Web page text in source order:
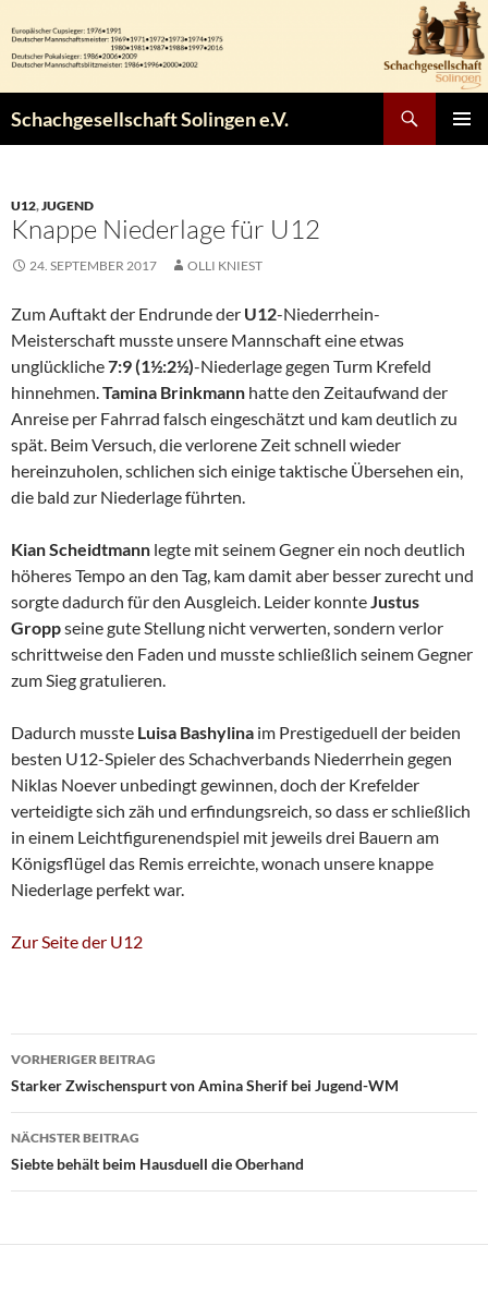
Inhalt
springen
Schachgesellschaft Solingen e.V.
U12,JUGEND
Knappe Niederlage für U12
24. SEPTEMBER 2017 OLLI KNIEST
Zum Auftakt der Endrunde der U12-Niederrhein-
Meisterschaft musste unsere Mannschaft eine etwas
unglückliche7:9 (1½:2½)-Niederlage gegen Turm Krefeld
hinnehmen.Tamina Brinkmann hatte den Zeitaufwand der
Anreise per Fahrrad falsch eingeschätzt und kam deutlich zu
spät. Beim Versuch, die verlorene Zeit schnell wieder
hereinzuholen, schlichen sich einige taktische Übersehen ein,
die bald zur Niederlage führten.
Kian Scheidtmann legte mit seinem Gegner ein noch deutlich
höheres Tempo an den Tag, kam damit aber besser zurecht und
sorgte dadurch für den Ausgleich. Leider konnteJustus
Groppseine gute Stellung nicht verwerten, sondern verlor
schrittweise den Faden und musste schließlich seinem Gegner
zum Sieg gratulieren.
Dadurch musste Luisa Bashylina im Prestigeduell der beiden
besten U12-Spieler des Schachverbands Niederrhein gegen
Niklas Noever unbedingt gewinnen, doch der Krefelder
verteidigte sich zäh und erfindungsreich, so dass er schließlich
in einem Leichtfigurenendspiel mit jeweils drei Bauern am
Königsflügel das Remis erreichte, wonach unsere knappe
Niederlage perfekt war.
Zur Seite der U12
Beitragsnavigation
VORHERIGER BEITRAG
Starker Zwischenspurt von Amina Sherif bei Jugend-WM
NÄCHSTER BEITRAG
Siebte behält beim Hausduell die Oberhand